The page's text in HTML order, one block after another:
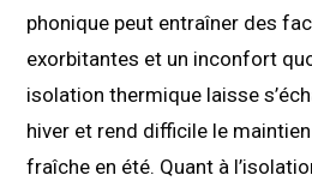
phonique peut entraîner des
exorbitantes et un inconfort
isolation thermique laisse
hiver et rend difficile le
fraîche en été. Quant à